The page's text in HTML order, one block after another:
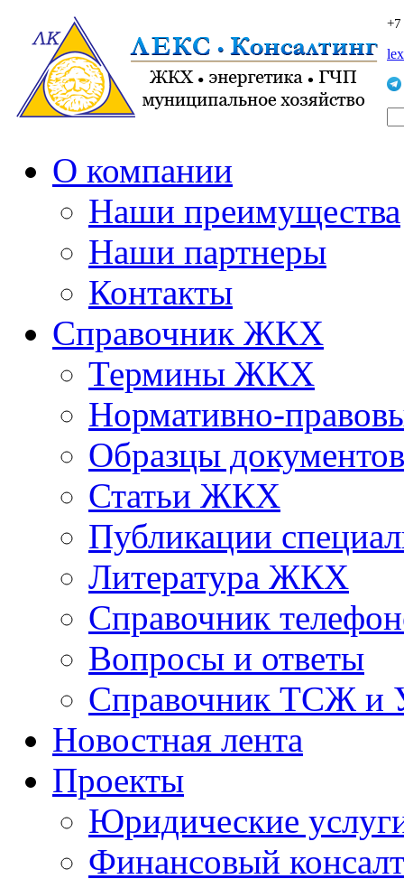
О компании
Наши преимущества
Наши партнеры
Контакты
Справочник ЖКХ
Термины ЖКХ
Нормативно-
Образцы документов
Статьи ЖКХ
Публикации
Литература ЖКХ
Справочник
Вопросы и ответы
Справочник ТСЖ и
Новостная лента
Проекты
Юридические
Финансовый